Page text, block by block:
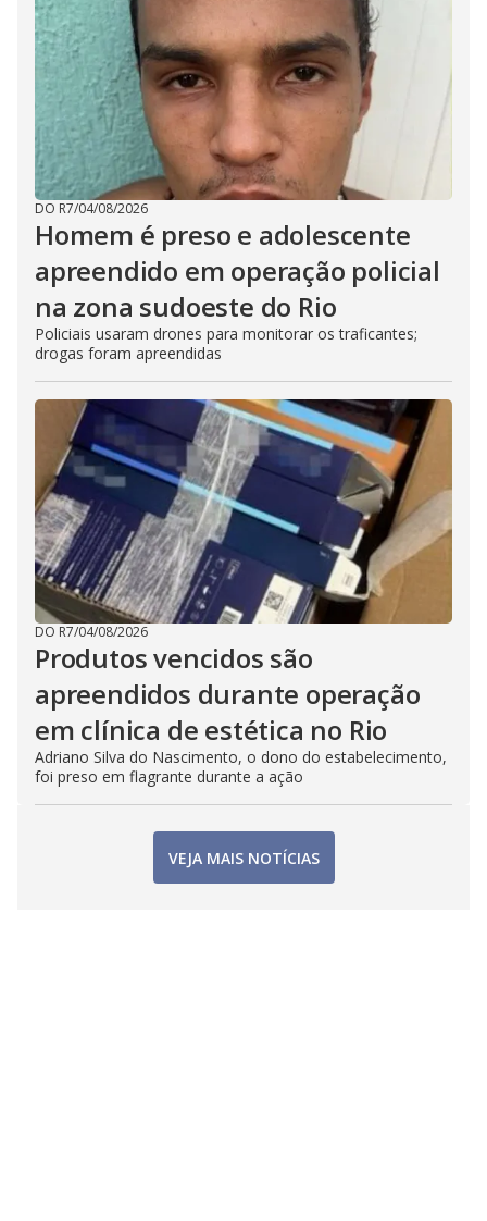
DO R7/04/08/2026
Homem é preso e adolescente
apreendido em operação policial
na zona sudoeste do Rio
Policiais usaram drones para monitorar os traficantes;
drogas foram apreendidas
DO R7/04/08/2026
Produtos vencidos são
apreendidos durante operação
em clínica de estética no Rio
Adriano Silva do Nascimento, o dono do estabelecimento,
foi preso em flagrante durante a ação
VEJA MAIS NOTÍCIAS